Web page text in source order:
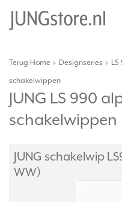
Terug Home Designseries LS
schakelwippen
JUNG LS 990
schakelwippen
JUNG schakelwip
WW)